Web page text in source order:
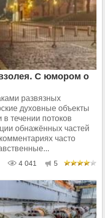
С юмором о
развязных
духовные объекты
течении потоков
обнажённых частей
часто
4 041 5